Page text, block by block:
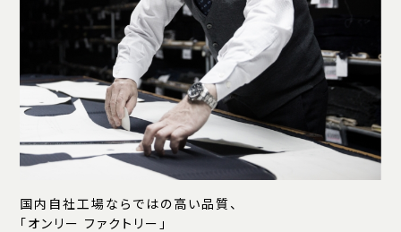
国内自社工場ならではの高い品質、
「オンリー ファクトリー」